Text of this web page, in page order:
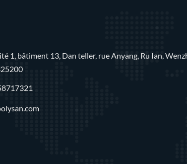
1, bâtiment 13, Dan teller, rue Anyang, Ru Ian,